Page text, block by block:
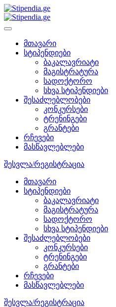
მთავარი
სტიპენდიები
ბაკალავრიატი
მაგისტრატურა
სადოქტორო
სხვა სტიპენდიები
შესაძლებლობები
კონკურსები
ტრენინგები
გრანტები
რჩევები
მასწავლებლები
შესვლა/რეგისტრაცია
მთავარი
სტიპენდიები
ბაკალავრიატი
მაგისტრატურა
სადოქტორო
სხვა სტიპენდიები
შესაძლებლობები
კონკურსები
ტრენინგები
გრანტები
რჩევები
მასწავლებლები
შესვლა/რეგისტრაცია